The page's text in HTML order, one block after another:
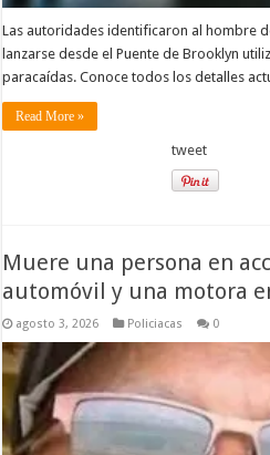
Las autoridades identificaron al hombre
lanzarse desde el Puente de Brooklyn
paracaídas. Conoce todos los detalles
Read More »
tweet
Muere una persona en
automóvil y una motora
agosto 3, 2026 Policiacas 0